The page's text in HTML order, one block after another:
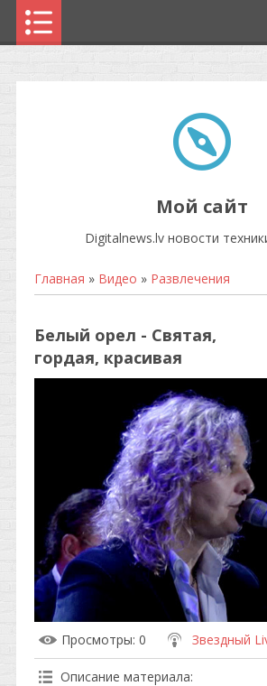
Мой сайт
Digitalnews.lv новости
Главная » Видео » Развлечения
Белый орел - Святая,
гордая, красивая
Просмотры: 0 Звездный
Описание материала: